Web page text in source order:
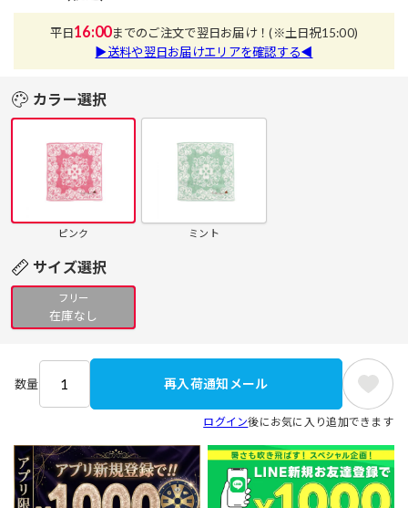
平日16:00までのご注文で翌日お届け！(※土日祝15:00)
▶送料や翌日お届けエリアを確認する◀
カラー選択
ピンク ミント
サイズ選択
フリー
在庫なし
数量 再入荷通知メール
ログイン後にお気に入り追加できます